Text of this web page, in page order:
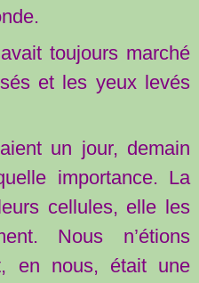
toujours marché
et les yeux levés
un jour, demain
importance. La
cellules, elle les
Nous n’étions
en nous, était une